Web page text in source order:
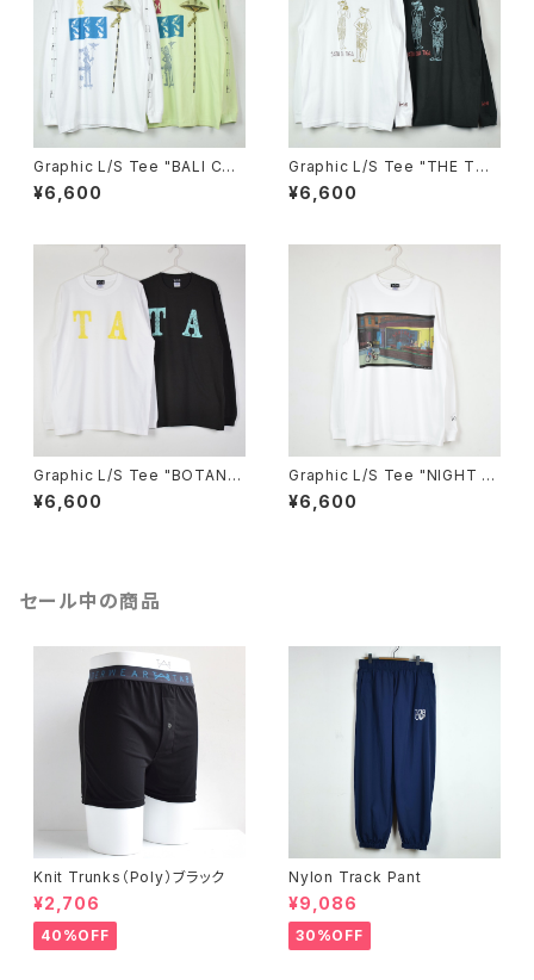
Graphic L/S Tee "BALI CA
MPUR"
¥6,600
Graphic L/S Tee "THE TOU
RISTS"
¥6,600
Graphic L/S Tee "BOTANIC
AL"
¥6,600
Graphic L/S Tee "NIGHT H
AWKS"
¥6,600
セール中の商品
Knit Trunks（Poly）ブラック
¥2,706
40%OFF
Nylon Track Pant
¥9,086
30%OFF